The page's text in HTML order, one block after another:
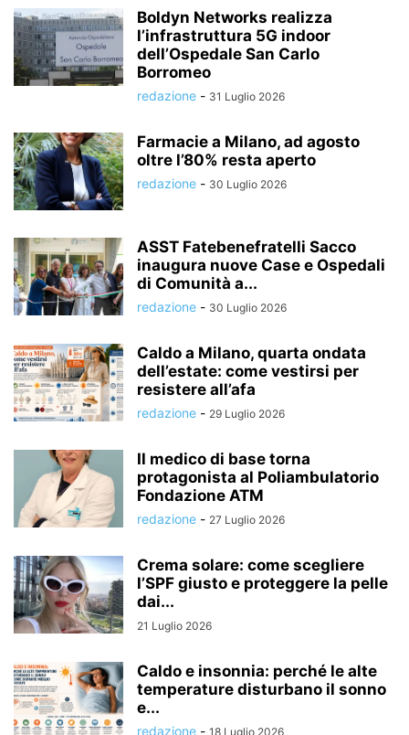
Boldyn Networks realizza
l’infrastruttura 5G indoor
dell’Ospedale San Carlo
Borromeo
redazione - 31 Luglio 2026
Farmacie a Milano, ad agosto
oltre l’80% resta aperto
redazione - 30 Luglio 2026
ASST Fatebenefratelli Sacco
inaugura nuove Case e Ospedali
di Comunità a...
redazione - 30 Luglio 2026
Caldo a Milano, quarta ondata
dell’estate: come vestirsi per
resistere all’afa
redazione - 29 Luglio 2026
Il medico di base torna
protagonista al Poliambulatorio
Fondazione ATM
redazione - 27 Luglio 2026
Crema solare: come scegliere
l’SPF giusto e proteggere la pelle
dai...
21 Luglio 2026
Caldo e insonnia: perché le alte
temperature disturbano il sonno
e...
redazione - 18 Luglio 2026